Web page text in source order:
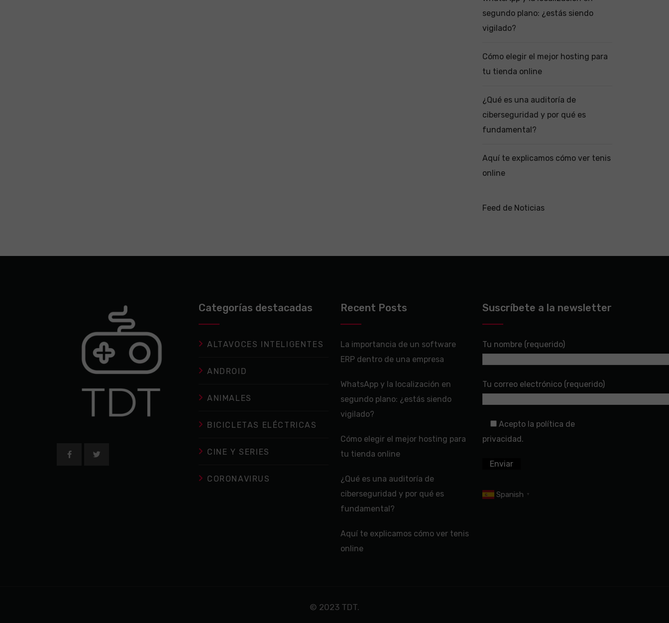
segundo plano: ¿estás siendo
vigilado?
Cómo elegir el mejor hosting para
tu tienda online
¿Qué es una auditoría de
ciberseguridad y por qué es
fundamental?
Aquí te explicamos cómo ver tenis
online
Feed de Noticias
Categorías destacadas
ALTAVOCES INTELIGENTES
ANDROID
ANIMALES
BICICLETAS ELÉCTRICAS
CINE Y SERIES
CORONAVIRUS
Recent Posts
La importancia de un software
ERP dentro de una empresa
WhatsApp y la localización en
segundo plano: ¿estás siendo
vigilado?
Cómo elegir el mejor hosting para
tu tienda online
¿Qué es una auditoría de
ciberseguridad y por qué es
fundamental?
Aquí te explicamos cómo ver tenis
online
Suscríbete a la newsletter
Tu nombre (requerido)
Tu correo electrónico (requerido)
Acepto la política de
privacidad.
Spanish ▼
© 2023 TDT.